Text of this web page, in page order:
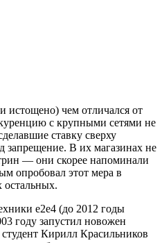
истощено) чем отличался от
с крупными сетями не
ставку сверху
запрещение. В их магазинах не
— они скорее напоминали
опробовал этот мера в
остальных.
e2e4 (до 2012 годы
году запустил новожен
Кирилл Красильников